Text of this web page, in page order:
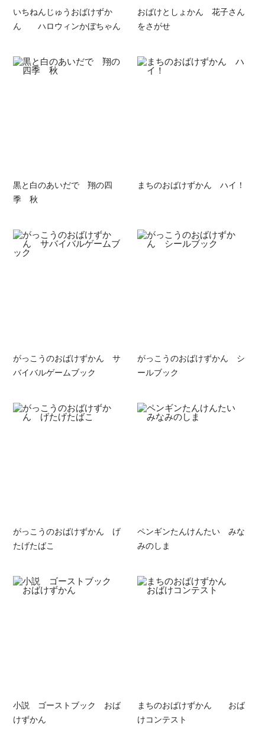
いちねんじゅうおばけずか
ん ハロウィンかぼちゃん
おばけとしょかん 花子さん
をさがせ
黒と白のあいだで 翔の四
季 秋
まちのおばけずかん ハイ！
がっこうのおばけずかん サ
バイバルゲームブック
がっこうのおばけずかん シ
ールブック
がっこうのおばけずかん げ
たげたばこ
ペンギンたんけんたい みな
みのしま
小説 ゴーストブック おば
けずかん
まちのおばけずかん おば
けコンテスト